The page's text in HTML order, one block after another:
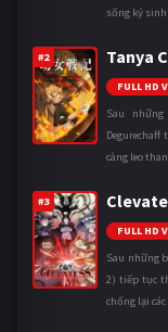
sống ký
#2 Tanya
FULL HD
Sau
càng leo
#3
FULL HD
Sau những
2) tiếp tục
chống lại